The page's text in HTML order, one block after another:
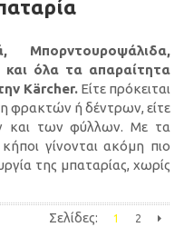
Μπορντουροψάλιδα,
και όλα τα απαραίτητα
Kärcher. Είτε πρόκειται
φρακτών ή δέντρων, είτε
και των φύλλων. Με τα
γίνονται ακόμη πιο
της μπαταρίας, χωρίς
Σελίδες: 1
2